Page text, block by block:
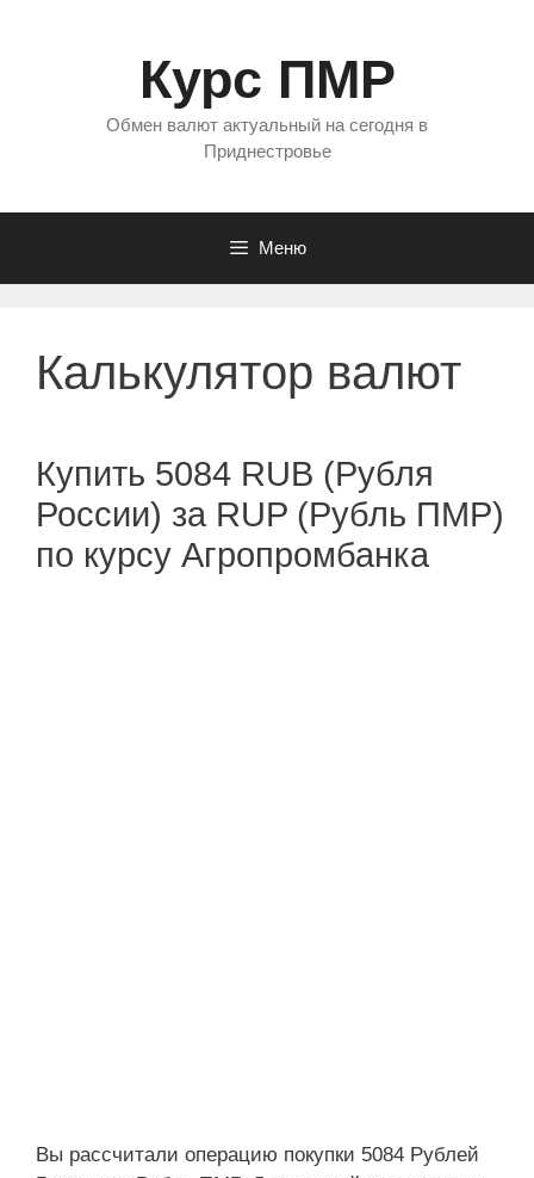
Курс ПМР
Обмен валют актуальный на сегодня в
Приднестровье
Меню
Калькулятор валют
Купить 5084 RUB (Рубля
России) за RUP (Рубль ПМР)
по курсу Агропромбанка
Вы рассчитали операцию покупки 5084 Рублей